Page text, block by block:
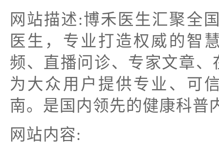
网站描述:博禾医生汇聚全
医生，专业打造权威的智
频、直播问诊、专家文章
为大众用户提供专业、可
南。是国内领先的健康科普
网站内容: